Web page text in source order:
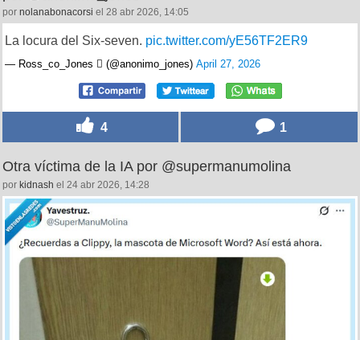
por nolanabonacorsi el 28 abr 2026, 14:05
La locura del Six-seven. pic.twitter.com/yE56TF2ER9
— Ross_co_Jones  (@anonimo_jones) April 27, 2026
4 1
Otra víctima de la IA por @supermanumolina
por kidnash el 24 abr 2026, 14:28